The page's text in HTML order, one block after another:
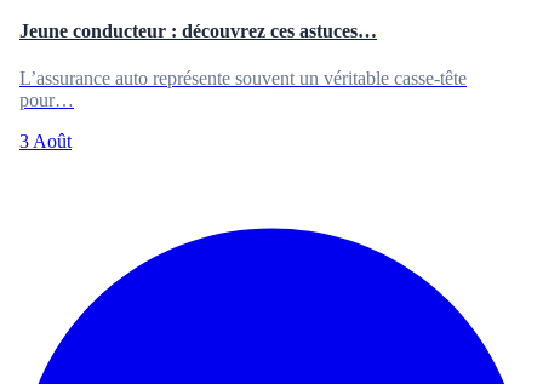
Jeune conducteur : découvrez ces astuces…
L’assurance auto représente souvent un véritable casse-tête
pour…
3 Août